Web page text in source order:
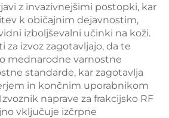
z invazivnejšimi postopki, kar
k običajnim dejavnostim,
izboljševalni učinki na koži.
za izvoz zagotavljajo, da te
mednarodne varnostne
standarde, kar zagotavlja
in končnim uporabnikom
naprave za frakcijsko RF
vključuje izčrpne